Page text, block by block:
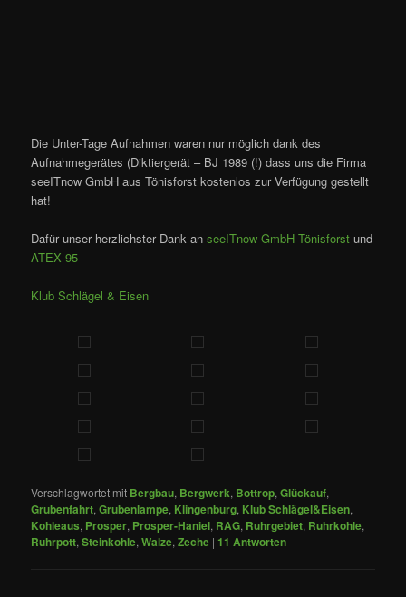
Die Unter-Tage Aufnahmen waren nur möglich dank des
Aufnahmegerätes (Diktiergerät – BJ 1989 (!) dass uns die Firma
seeITnow GmbH aus Tönisforst kostenlos zur Verfügung gestellt
hat!
Dafür unser herzlichster Dank anseeITnow GmbH Tönisforst und
ATEX 95
Klub Schlägel & Eisen
Verschlagwortet mit Bergbau, Bergwerk, Bottrop,Glückauf,
Grubenfahrt,Grubenlampe, Klingenburg, Klub Schlägel&Eisen,
Kohleaus, Prosper, Prosper-Haniel, RAG, Ruhrgebiet, Ruhrkohle,
Ruhrpott,Steinkohle,Walze,Zeche |11 Antworten